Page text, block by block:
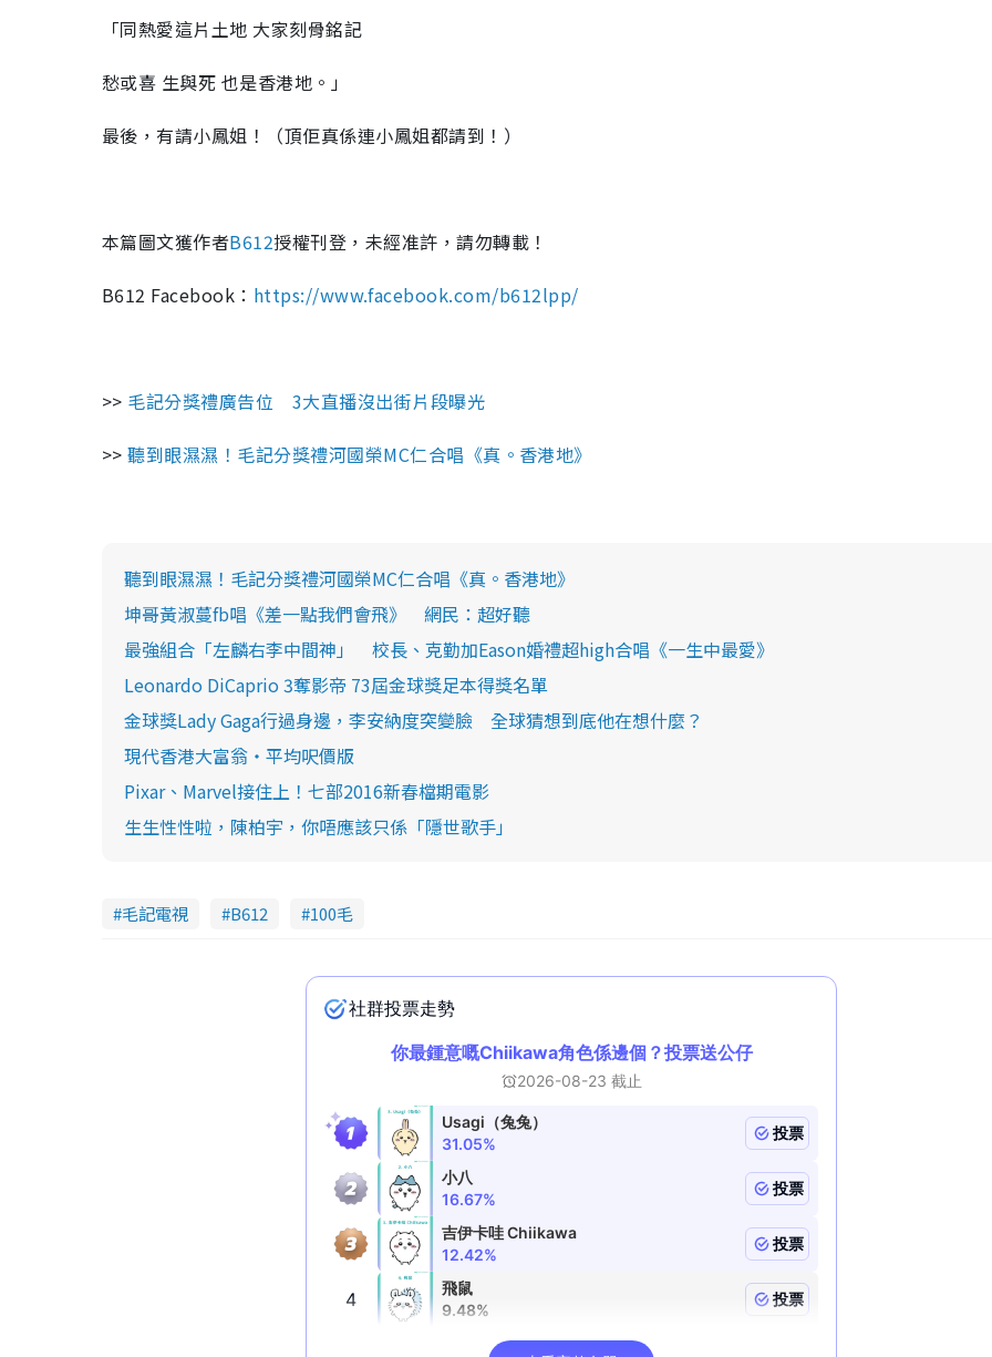
「同熱愛這片土地 大家刻骨銘記
愁或喜 生與死 也是香港地。」
最後，有請小鳳姐！（頂佢真係連小鳳姐都請到！）
本篇圖文獲作者B612授權刊登，未經准許，請勿轉載！
B612 Facebook： https://www.facebook.com/b612lpp/
>> 毛記分獎禮廣告位 3大直播沒出街片段曝光
>> 聽到眼濕濕！毛記分獎禮河國榮MC仁合唱《真。香港地》
聽到眼濕濕！毛記分獎禮河國榮MC仁合唱《真。香港地》
坤哥黃淑蔓fb唱《差一點我們會飛》 網民：超好聽
最強組合「左麟右李中間神」 校長、克勤加Eason婚禮超high合唱《一生中最愛》
Leonardo DiCaprio 3奪影帝 73屆金球獎足本得獎名單
金球獎Lady Gaga行過身邊，李安納度突變臉 全球猜想到底他在想什麼？
現代香港大富翁・平均呎價版
Pixar、Marvel接住上！七部2016新春檔期電影
生生性性啦，陳柏宇，你唔應該只係「隱世歌手」
毛記電視 B612 100毛